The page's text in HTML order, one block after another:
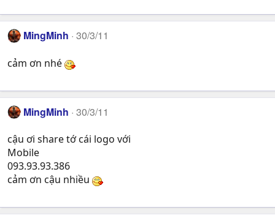
MingMinh 30/3/11
cảm ơn nhé
MingMinh 30/3/11
cậu ơi share tớ cái logo với
Mobile
093.93.93.386
cảm ơn cậu nhiều